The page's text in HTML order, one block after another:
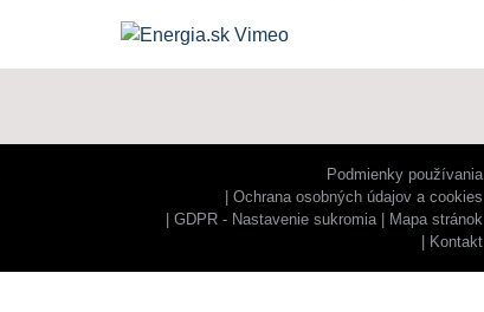
Podmienky používania
Ochrana osobných údajov a cookies
GDPR - Nastavenie sukromia
Mapa stránok
Kontakt